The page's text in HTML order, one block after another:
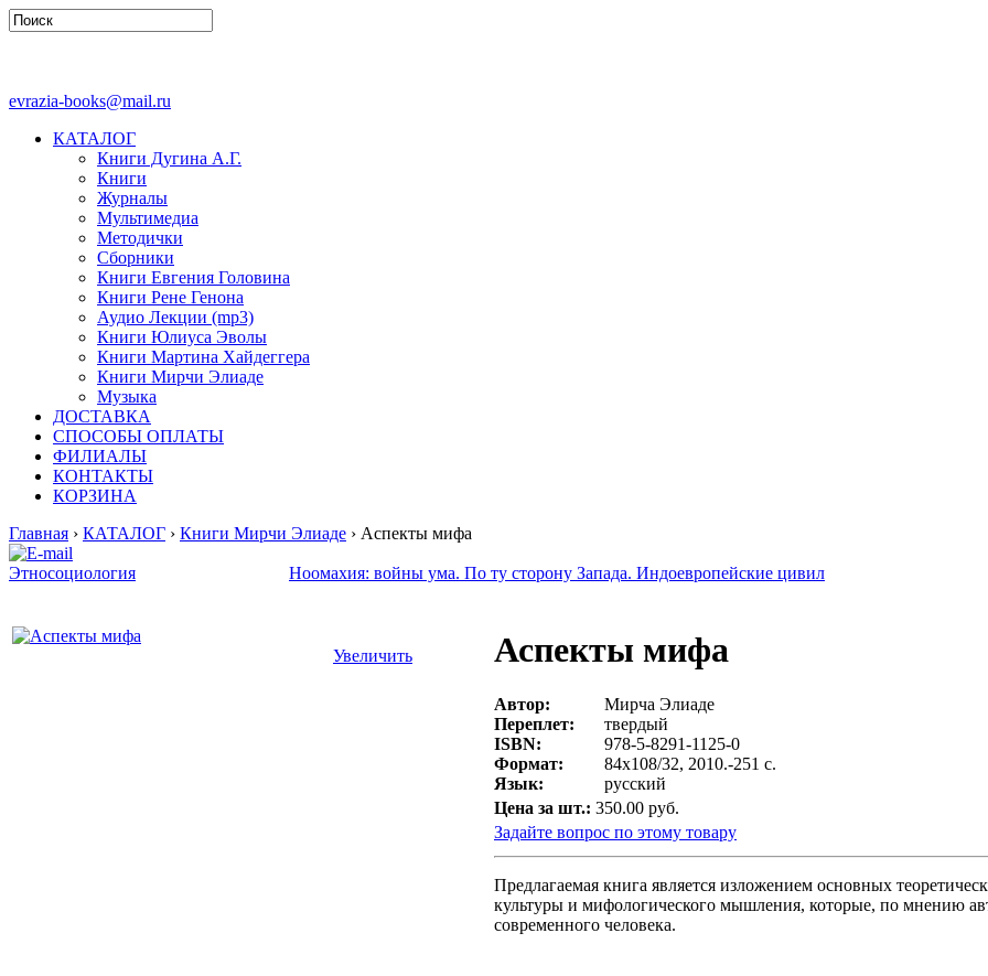
evrazia-books@mail.ru
КАТАЛОГ
Книги Дугина А.Г.
Книги
Журналы
Мультимедиа
Методички
Сборники
Книги Евгения Головина
Книги Рене Генона
Аудио Лекции (mp3)
Книги Юлиуса Эволы
Книги Мартина Хайдеггера
Книги Мирчи Элиаде
Музыка
ДОСТАВКА
СПОСОБЫ ОПЛАТЫ
ФИЛИАЛЫ
КОНТАКТЫ
КОРЗИНА
Главная › КАТАЛОГ › Книги Мирчи Элиаде › Аспекты мифа
Этносоциология Ноомахия: войны ума. По ту сторону Запада. Индоевропейские цивил
Увеличить Аспекты мифа
Автор:
Мирча Элиаде
Переплет:
твердый
ISBN:
978-5-8291-1125-0
Формат:
84х108/32, 2010.-251 с.
Язык:
русский
Цена за шт.: 350.00 руб.
Задайте вопрос по этому товару
Предлагаемая книга является изложением основных
культуры и мифологического мышления, которые, по мнению
современного человека.